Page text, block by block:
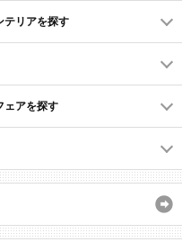
テリアを探す
ェアを探す